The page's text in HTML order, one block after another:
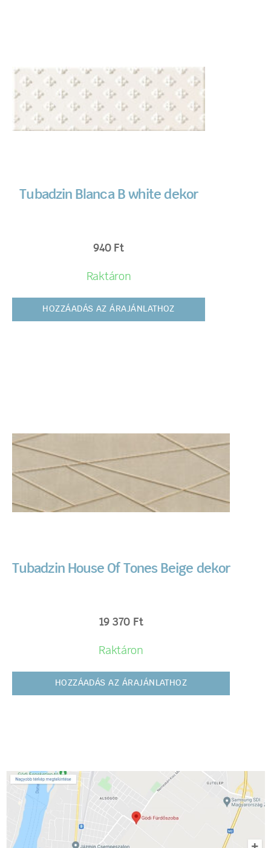
Tubadzin Blanca B white dekor
940 Ft
Raktáron
HOZZÁADÁS AZ ÁRAJÁNLATHOZ
Tubadzin House Of Tones Beige dekor
19 370 Ft
Raktáron
HOZZÁADÁS AZ ÁRAJÁNLATHOZ